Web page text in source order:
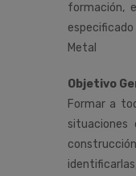
formación,
especificado
Metal
Objetivo
Formar a